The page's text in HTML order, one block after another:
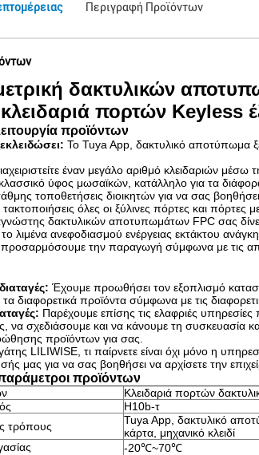
Περιγραφή Προϊόντων
δακτυλικών
πορτών Keyless
προϊόντων
Το Tuya App, δακτυλικό αποτύπωμα
έναν μεγάλο αριθμό κλειδαριών μέσω
ύφος μωσαϊκών, κατάλληλο για τα
τοποθετήσεις διοικητών για να σας βοηθήσει
όλες οι ξύλινες πόρτες και πόρτες
δακτυλικών αποτυπωμάτων FPC σας δίνει
λιμένα ανεφοδιασμού ενέργειας εκτάκτου
την παραγωγή σύμφωνα με τις
Έχουμε προωθήσει τον εξοπλισμό
διαφορετικά προϊόντα σύμφωνα με τις
Παρέχουμε επίσης τις ελαφριές
να σχεδιάσουμε και να κάνουμε τη συσκευασία
προϊόντων για σας.
LILIWISE, τι παίρνετε είναι όχι μόνο η
μας για να σας βοηθήσει να αρχίσετε την
προϊόντων
Κλειδαριά πορτών
H10b-τ
τρόπους
Tuya App, δακτυλικό
κάρτα, μηχανικό κλειδί
-20℃~70℃